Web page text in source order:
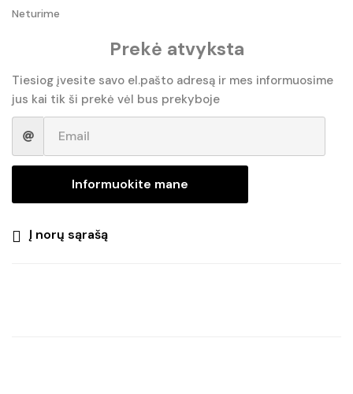
price
€6.90.
price
€5.20.
Neturime
Prekė atvyksta
Tiesiog įvesite savo el.pašto adresą ir mes informuosime
jus kai tik ši prekė vėl bus prekyboje
Informuokite mane
Į norų sąrašą